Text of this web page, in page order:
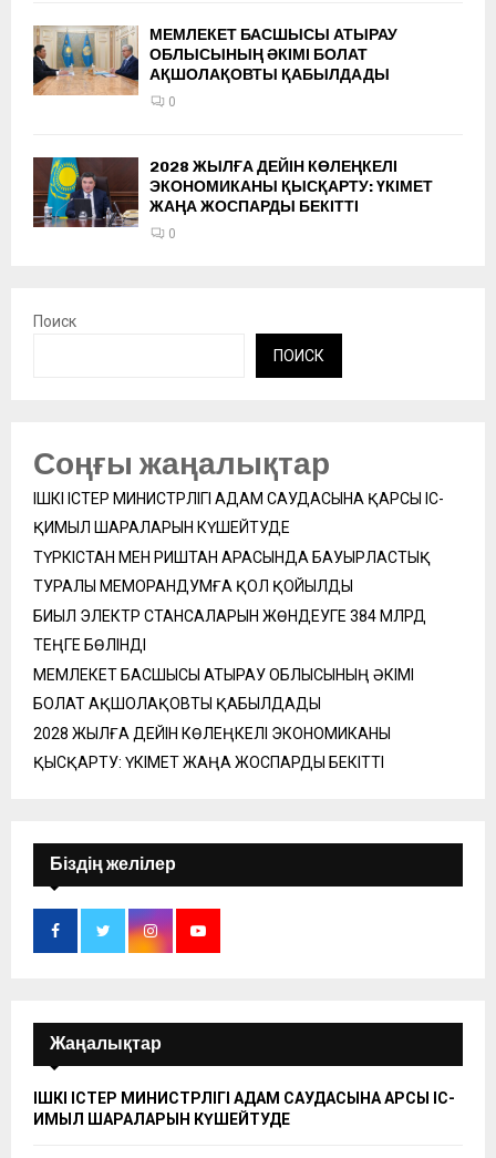
МЕМЛЕКЕТ БАСШЫСЫ АТЫРАУ
ОБЛЫСЫНЫҢ ӘКІМІ БОЛАТ
АҚШОЛАҚОВТЫ ҚАБЫЛДАДЫ
0
2028 ЖЫЛҒА ДЕЙІН КӨЛЕҢКЕЛІ
ЭКОНОМИКАНЫ ҚЫСҚАРТУ: ҮКІМЕТ
ЖАҢА ЖОСПАРДЫ БЕКІТТІ
0
Поиск
ПОИСК
Соңғы жаңалықтар
ІШКІ ІСТЕР МИНИСТРЛІГІ АДАМ САУДАСЫНА ҚАРСЫ ІС-
ҚИМЫЛ ШАРАЛАРЫН КҮШЕЙТУДЕ
ТҮРКІСТАН МЕН РИШТАН АРАСЫНДА БАУЫРЛАСТЫҚ
ТУРАЛЫ МЕМОРАНДУМҒА ҚОЛ ҚОЙЫЛДЫ
БИЫЛ ЭЛЕКТР СТАНСАЛАРЫН ЖӨНДЕУГЕ 384 МЛРД
ТЕҢГЕ БӨЛІНДІ
МЕМЛЕКЕТ БАСШЫСЫ АТЫРАУ ОБЛЫСЫНЫҢ ӘКІМІ
БОЛАТ АҚШОЛАҚОВТЫ ҚАБЫЛДАДЫ
2028 ЖЫЛҒА ДЕЙІН КӨЛЕҢКЕЛІ ЭКОНОМИКАНЫ
ҚЫСҚАРТУ: ҮКІМЕТ ЖАҢА ЖОСПАРДЫ БЕКІТТІ
Біздің желілер
Жаңалықтар
ІШКІ ІСТЕР МИНИСТРЛІГІ АДАМ САУДАСЫНА ҚАРСЫ ІС-
ҚИМЫЛ ШАРАЛАРЫН КҮШЕЙТУДЕ